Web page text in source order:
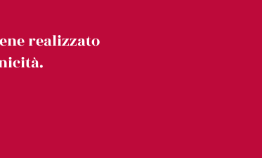
realizzato